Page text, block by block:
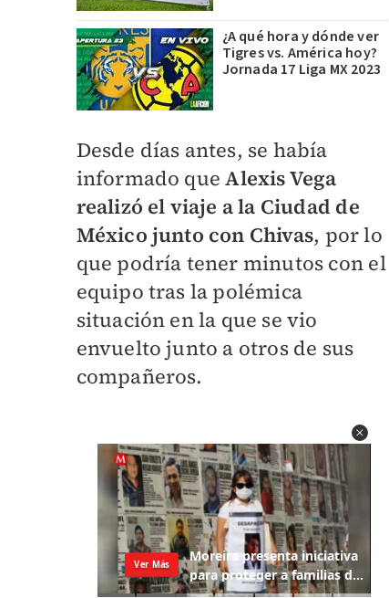
¿A qué hora y dónde ver
Tigres vs. América hoy?
Jornada 17 Liga MX 2023
Desde días antes, se había
informado queAlexis Vega
realizó el viaje a la Ciudad de
México junto con Chivas, por lo
que podría tener minutos con el
equipo tras la polémica
situación en la que se vio
envuelto junto a otros de sus
compañeros.